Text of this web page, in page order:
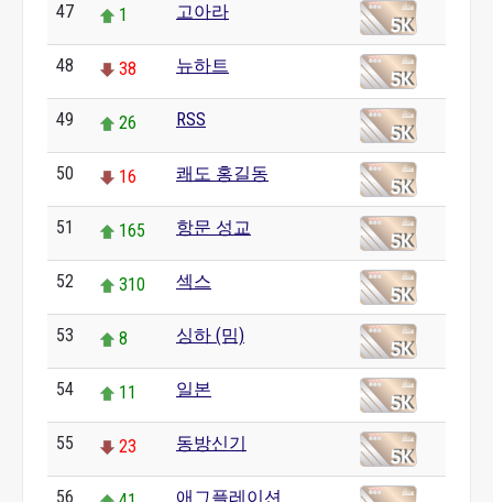
47 1 고아라
48 38 뉴하트
49 26 RSS
50 16 쾌도 홍길동
51 165 항문 성교
52 310 섹스
53 8 싱하 (밈)
54 11 일본
55 23 동방신기
56 애그플레이션